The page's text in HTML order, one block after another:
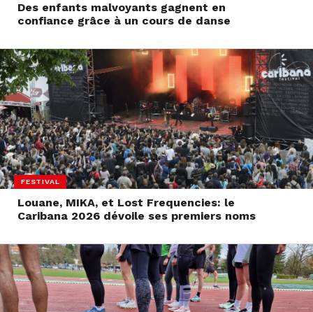
Des enfants malvoyants gagnent en
confiance grâce à un cours de danse
FESTIVAL
Louane, MIKA, et Lost Frequencies: le
Caribana 2026 dévoile ses premiers noms